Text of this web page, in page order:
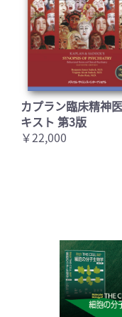
カプラン臨床精神
キスト 第3版
￥22,000